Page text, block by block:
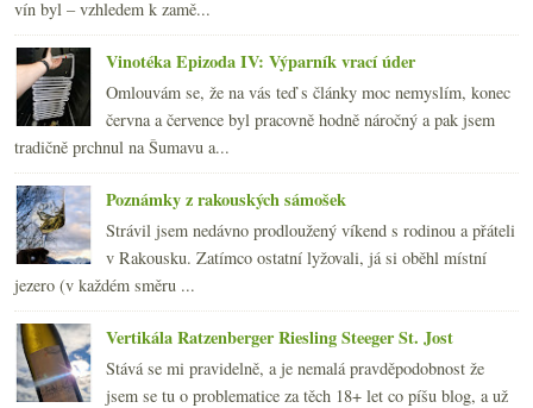
vín byl – vzhledem k zamě...
Vinotéka Epizoda IV: Výparník vrací úder
Omlouvám se, že na vás teď s články moc nemyslím, konec
června a července byl pracovně hodně náročný a pak jsem
tradičně prchnul na Šumavu a...
Poznámky z rakouských sámošek
Strávil jsem nedávno prodloužený víkend s rodinou a přáteli
v Rakousku. Zatímco ostatní lyžovali, já si oběhl místní
jezero (v každém směru ...
Vertikála Ratzenberger Riesling Steeger St. Jost
Stává se mi pravidelně, a je nemalá pravděpodobnost že
jsem se tu o problematice za těch 18+ let co píšu blog, a už